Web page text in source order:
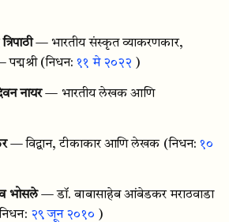
— भारतीय संस्कृत व्याकरणकार,
पद्मश्री (निधन:११ मे २०२२ )
नायर — भारतीय लेखक आणि
— विद्वान, टीकाकार आणि लेखक (निधन:१०
भोसले — डॉ. बाबासाहेब आंबेडकर मराठवाडा
२९ जून २०१० )